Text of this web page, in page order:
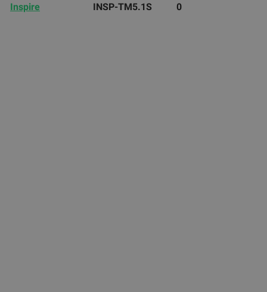
Inspire INSP-TM5.1S 0